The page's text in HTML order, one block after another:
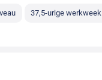
37,5-urige werkweek